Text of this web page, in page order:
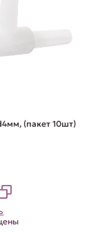
(пакет 10шт)